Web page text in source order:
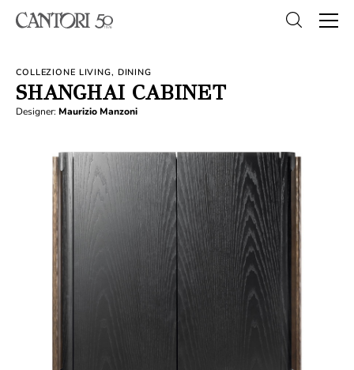
COLLEZIONE LIVING, DINING
SHANGHAI CABINET
Designer: Maurizio Manzoni